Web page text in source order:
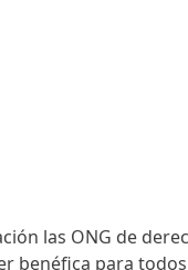
las ONG de
benéfica para